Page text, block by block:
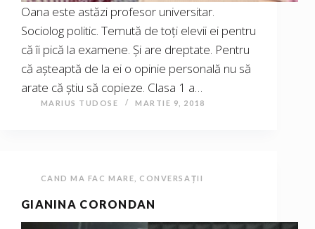
Oana este astăzi profesor universitar.
Sociolog politic. Temută de toți elevii ei pentru
că îi pică la examene. Și are dreptate. Pentru
că așteaptă de la ei o opinie personală nu să
arate că știu să copieze. Clasa 1 a…
MARIUS TUDOSE MARTIE 9, 2018
CAND MA FAC MARE CONVERSAȚII
GIANINA CORONDAN